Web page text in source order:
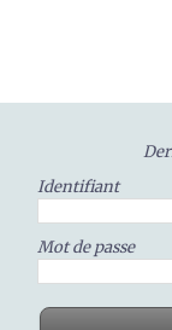
Identifiant
Mot de passe